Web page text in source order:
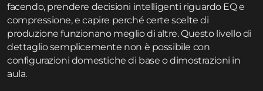
facendo, prendere decisioni intelligenti riguardo EQ e
compressione, e capire perché certe scelte di
produzione funzionano meglio di altre. Questo livello di
dettaglio semplicemente non è possibile con
configurazioni domestiche di base o dimostrazioni in
aula.